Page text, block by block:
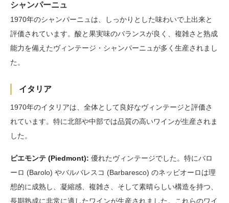
シャンパーニュ
1970年のシャンパーニュは、しっかりとした味わいで上出来と
評価されています。酸と果実味のバランスが良く、複雑さと熟成
能力を備えたヴィンテージ・シャンパーニュが多く生産されまし
た。
イタリア
1970年のイタリアは、全体として良好なヴィンテージと評価さ
れています。特に北部や中部では品質の高いワインが生産されま
した。
ピエモンテ (Piedmont): 優れたヴィンテージでした。特にバロ
ーロ (Barolo) やバルバレスコ (Barbaresco) のネッビオーロは理
想的に成熟し、凝縮感、複雑さ、そして素晴らしい構造を持つ、
長期熟成に非常に適したワインが生産されました。これらのワイ